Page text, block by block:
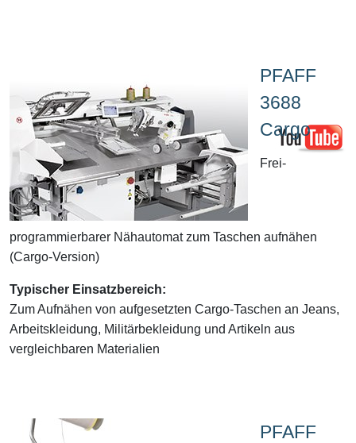
PFAFF
3688
Cargo
Frei-
programmierbarer Nähautomat zum Taschen aufnähen
(Cargo-Version)
Typischer Einsatzbereich:
Zum Aufnähen von aufgesetzten Cargo-Taschen an Jeans,
Arbeitskleidung, Militärbekleidung und Artikeln aus
vergleichbaren Materialien
PFAFF